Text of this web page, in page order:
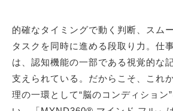
的確なタイミングで動く判断、スム
タスクを同時に進める段取り力。仕
は、認知機能の一部である視覚的な
支えられている。だからこそ、これ
理の一環として“脳のコンディション